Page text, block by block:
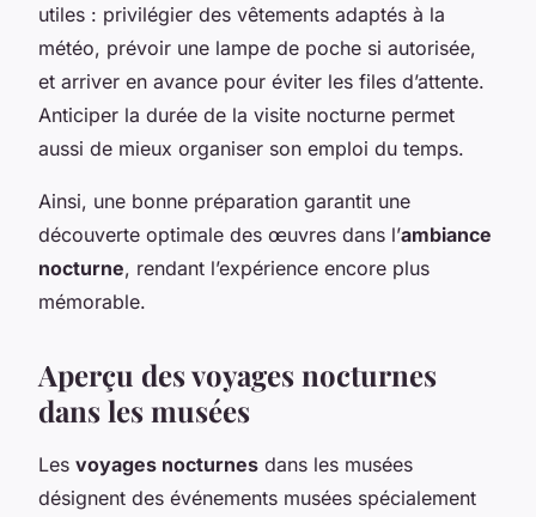
utiles : privilégier des vêtements adaptés à la
météo, prévoir une lampe de poche si autorisée,
et arriver en avance pour éviter les files d’attente.
Anticiper la durée de la visite nocturne permet
aussi de mieux organiser son emploi du temps.
Ainsi, une bonne préparation garantit une
découverte optimale des œuvres dans l’ambiance
nocturne, rendant l’expérience encore plus
mémorable.
Aperçu des voyages nocturnes
dans les musées
Les voyages nocturnes dans les musées
désignent des événements musées spécialement